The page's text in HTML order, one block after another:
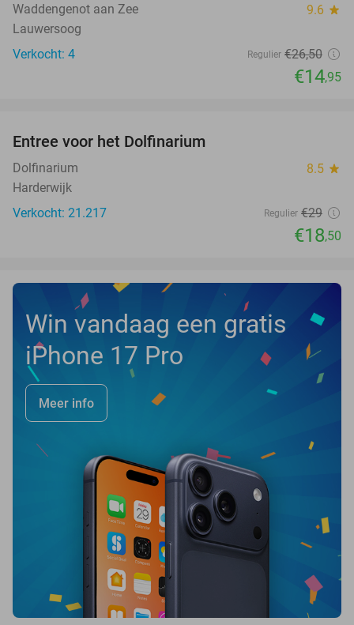
Waddengenot aan Zee 9.6 star
Lauwersoog
Verkocht: 4
Regulier €26,50
€14,95
Entree voor het Dolfinarium
Dolfinarium 8.5 star
Harderwijk
Verkocht: 21.217
Regulier €29
€18,50
Win vandaag een gratis
iPhone 17 Pro
Meer info